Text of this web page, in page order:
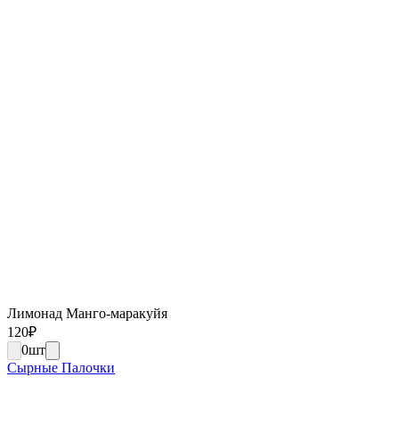
Лимонад Манго-маракуйя
120₽
0шт
Сырные Палочки